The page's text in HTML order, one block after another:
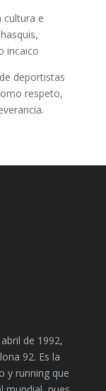
cultura e
incaico
deportistas
respeto,
de 1992,
92. Es la
y running que